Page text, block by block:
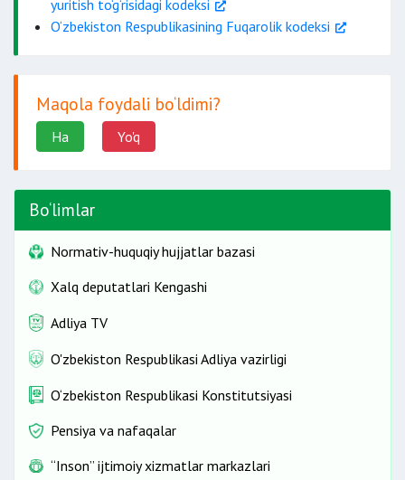
yuritish to‘g‘risidagi kodeksi
O‘zbekiston Respublikasining Fuqarolik kodeksi
Maqola foydali bo‘ldimi?
Ha Yo'q
Bo‘limlar
Normativ-huquqiy hujjatlar bazasi
Xalq deputatlari Kengashi
Adliya TV
O'zbekiston Respublikasi Adliya vazirligi
O‘zbekiston Respublikasi Konstitutsiyasi
Pensiya va nafaqalar
“Inson” ijtimoiy xizmatlar markazlari